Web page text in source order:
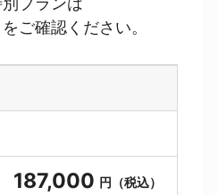
をご確認ください。
187,000 円（税込）